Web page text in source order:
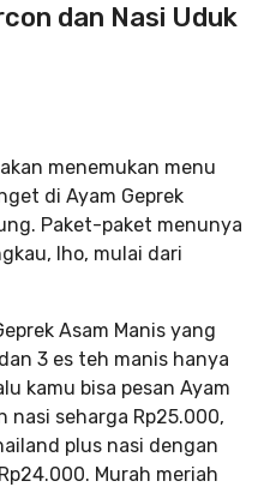
dan Nasi Uduk
menemukan menu
di Ayam Geprek
Paket-paket menunya
lho, mulai dari
Asam Manis yang
3 es teh manis hanya
kamu bisa pesan Ayam
nasi seharga Rp25.000,
plus nasi dengan
Murah meriah